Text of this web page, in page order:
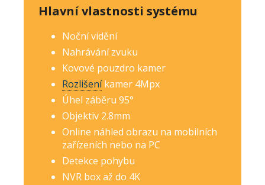
Hlavní vlastnosti systému
Noční vidění
Nahrávání zvuku
Kovové pouzdro kamer
Rozlišeníkamer 4Mpx
Úhel záběru 95°
Objektiv 2.8mm
Online náhled obrazu na mobilních
zařízeních nebo na PC
Detekce pohybu
NVR box až do 4K